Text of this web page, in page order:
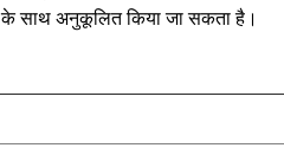
के साथ अनुकूलित किया जा सकता है।